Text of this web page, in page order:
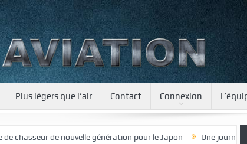
Plus légers que l’air Contact Connexion
génération pour le Japon Une journée spotter à Luxeuil